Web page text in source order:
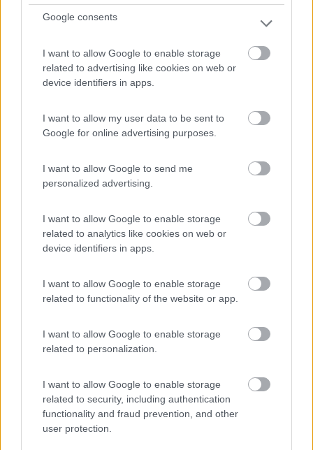
Google consents
I want to allow Google to enable storage
related to advertising like cookies on web or
device identifiers in apps.
I want to allow my user data to be sent to
Google for online advertising purposes.
I want to allow Google to send me
personalized advertising.
I want to allow Google to enable storage
related to analytics like cookies on web or
device identifiers in apps.
I want to allow Google to enable storage
related to functionality of the website or app.
I want to allow Google to enable storage
related to personalization.
I want to allow Google to enable storage
related to security, including authentication
functionality and fraud prevention, and other
user protection.
A 1,5 km dal centro, vicino al Campingplatz Obernzell,
Obernzell - 79.1km
Campeggio
Campingplatz Maurerhaeusl
8
In mezzo al verde dei boschi e alle montagne tirolesi il ...